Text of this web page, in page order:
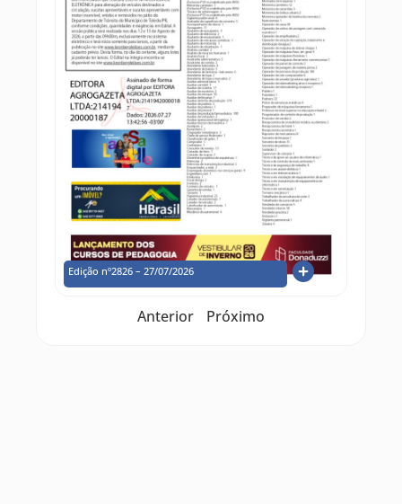
Edição nº2826 – 27/07/2026
Anterior Próximo